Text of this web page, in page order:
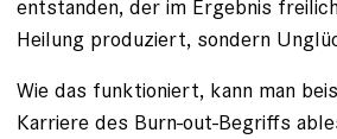
entstanden, der im Ergebnis
Heilung produziert, sondern
Wie das funktioniert, kann man
Karriere des Burn-out-Begriffs